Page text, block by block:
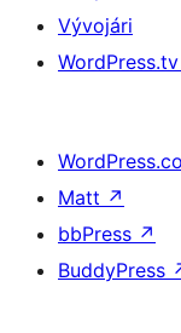
Vývojári
WordPress.tv
Matt ↗
bbPress ↗
BuddyPress